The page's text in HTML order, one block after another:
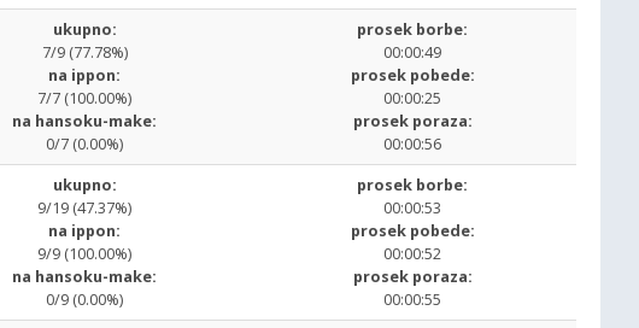
ukupno:
7/9 (77.78%)
na ippon:
7/7 (100.00%)
na hansoku-make:
0/7 (0.00%)
prosek borbe:
00:00:49
prosek pobede:
00:00:25
prosek poraza:
00:00:56
ukupno:
9/19 (47.37%)
na ippon:
9/9 (100.00%)
na hansoku-make:
0/9 (0.00%)
prosek borbe:
00:00:53
prosek pobede:
00:00:52
prosek poraza:
00:00:55